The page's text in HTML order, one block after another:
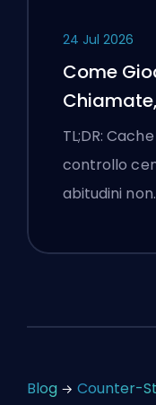
24 Jul 2026
Come
TL;DR:
controllo
abitudini
Blog Counter-